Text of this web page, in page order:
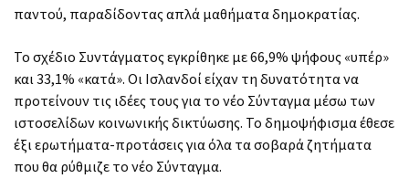
παντού, παραδίδοντας απλά μαθήματα δημοκρατίας.
Το σχέδιο Συντάγματος εγκρίθηκε με 66,9% ψήφους «υπέρ»
και 33,1% «κατά». Οι Ισλανδοί είχαν τη δυνατότητα να
προτείνουν τις ιδέες τους για το νέο Σύνταγμα μέσω των
ιστοσελίδων κοινωνικής δικτύωσης. Το δημοψήφισμα έθεσε
έξι ερωτήματα-προτάσεις για όλα τα σοβαρά ζητήματα
που θα ρύθμιζε το νέο Σύνταγμα.